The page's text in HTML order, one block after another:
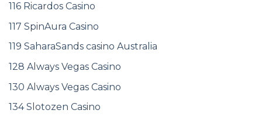
116 Ricardos Casino
117 SpinAura Casino
119 SaharaSands casino Australia
128 Always Vegas Casino
130 Always Vegas Casino
134 Slotozen Casino